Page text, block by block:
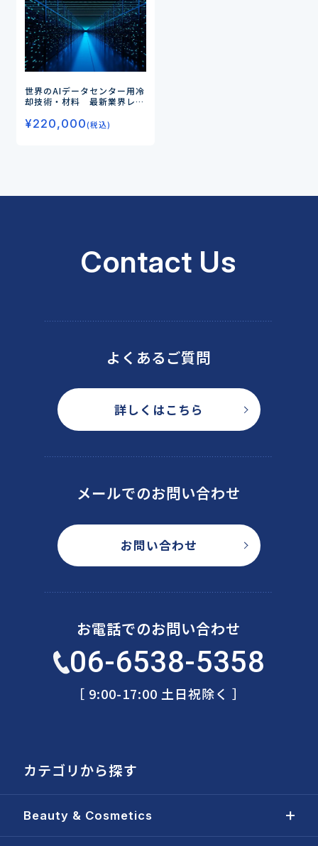
世界のAIデータセンター用冷
却技術・材料 最新業界レ
¥220,000(税込)
Contact Us
よくあるご質問
詳しくはこちら
メールでのお問い合わせ
お問い合わせ
お電話でのお問い合わせ
06-6538-5358
［ 9:00-17:00 土日祝除く ］
カテゴリから探す
Beauty & Cosmetics